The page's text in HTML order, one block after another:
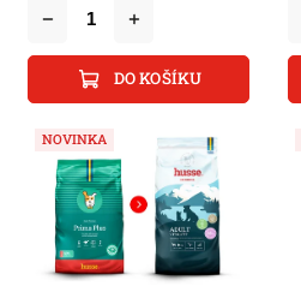
DO KOŠÍKU
NOVINKA